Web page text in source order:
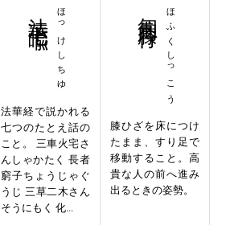
ほっけしちゆ
法華経で説かれる
七つのたとえ話の
こと。 三車火宅さ
んしゃかたく 長者
窮子ちょうじゃぐ
うじ 三草二木さん
そうにもく 化...
ほふくしっこう
膝ひざを床につけ
たまま、すり足で
移動すること。高
貴な人の前へ進み
出るときの姿勢。